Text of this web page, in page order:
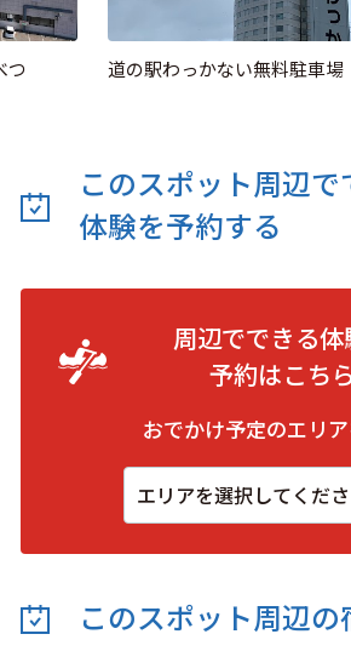
つ 道の駅わっかない無料駐車場
このスポット周辺で
体験を予約する
周辺でできる
予約はこち
おでかけ予定のエリ
このスポット周辺の